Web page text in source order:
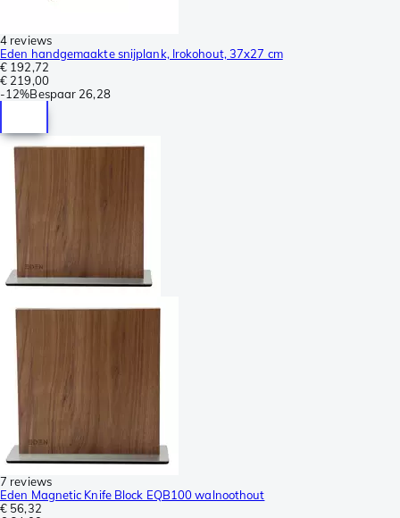
4 reviews
Eden handgemaakte snijplank, Irokohout, 37x27 cm
€ 192,72
€ 219,00
-12%Bespaar 26,28
7 reviews
Eden Magnetic Knife Block EQB100 walnoothout
€ 56,32